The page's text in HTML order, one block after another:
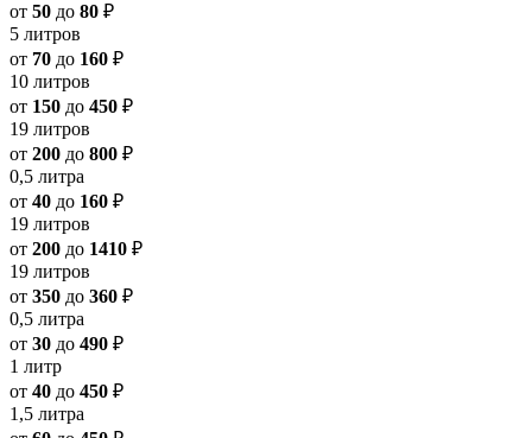
от 50 до 80 ₽
5 литров
от 70 до 160 ₽
10 литров
от 150 до 450 ₽
19 литров
от 200 до 800 ₽
0,5 литра
от 40 до 160 ₽
19 литров
от 200 до 1410 ₽
19 литров
от 350 до 360 ₽
0,5 литра
от 30 до 490 ₽
1 литр
от 40 до 450 ₽
1,5 литра